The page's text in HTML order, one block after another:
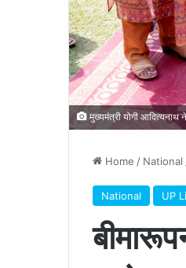
मुख्यमंत्री योगी
Home / National
National UP